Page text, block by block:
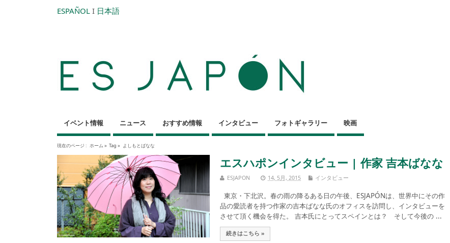
ESPAÑOL I 日本語
イベント情報 ニュース おすすめ情報 インタビュー フォトギャラリー 映画
現在のページ : ホーム » Tag » よしもとばなな
エスハポンインタビュー | 作家 吉本ばなな
ESJAPON 14, 5月, 2015 インタビュー
東京・下北沢。春の雨の降るある日の午後、ESJAPÓNは、世界中にその作
品の愛読者を持つ作家の吉本ばなな氏のオフィスを訪問し、インタビューを
させて頂く機会を得た。 吉本氏にとってスペインとは？ そして今後の ...
続きはこちら »